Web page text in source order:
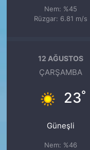
Nem: %45
Rüzgar: 6.81 m/s
12 AĞUSTOS
ÇARŞAMBA
23°
Güneşli
Nem: %46